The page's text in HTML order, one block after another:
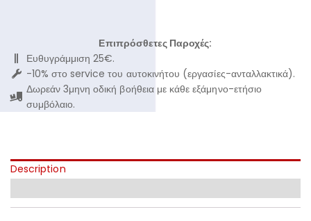
Επιπρόσθετες Παροχές:
Ευθυγράμμιση 25€.
-10% στο service του αυτοκινήτου (εργασίες-ανταλλακτικά).
Δωρεάν 3μηνη οδική βοήθεια με κάθε εξάμηνο-ετήσιο
συμβόλαιο.
Description